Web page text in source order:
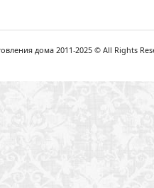
дома 2011-2025 © All Rights